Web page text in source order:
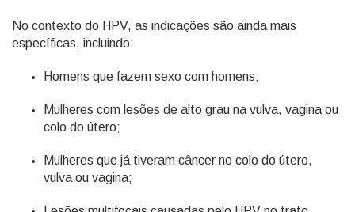
No contexto do HPV, as indicações são ainda mais
específicas, incluindo:
Homens que fazem sexo com homens;
Mulheres com lesões de alto grau na vulva, vagina ou
colo do útero;
Mulheres que já tiveram câncer no colo do útero,
vulva ou vagina;